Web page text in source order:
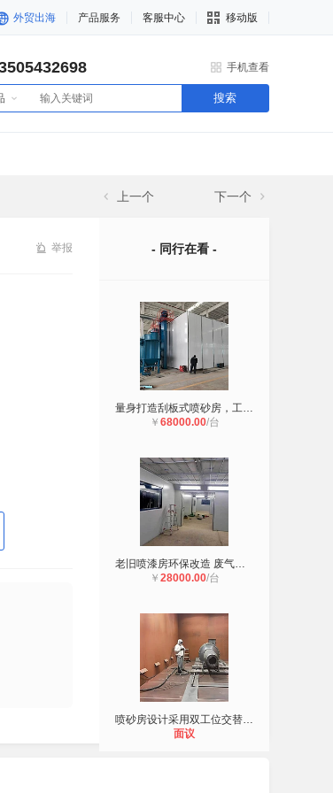
外贸出海 产品服务 客服中心 移动版
手机查看
搜索
上一个 下一个
举报 - 同行在看 -
量身打造刮板式喷砂房，工况再特殊，
￥ 68000.00/台
老旧喷漆房环保改造 废气达标排放
￥ 28000.00/台
喷砂房设计采用双工位交替作业模式
面议